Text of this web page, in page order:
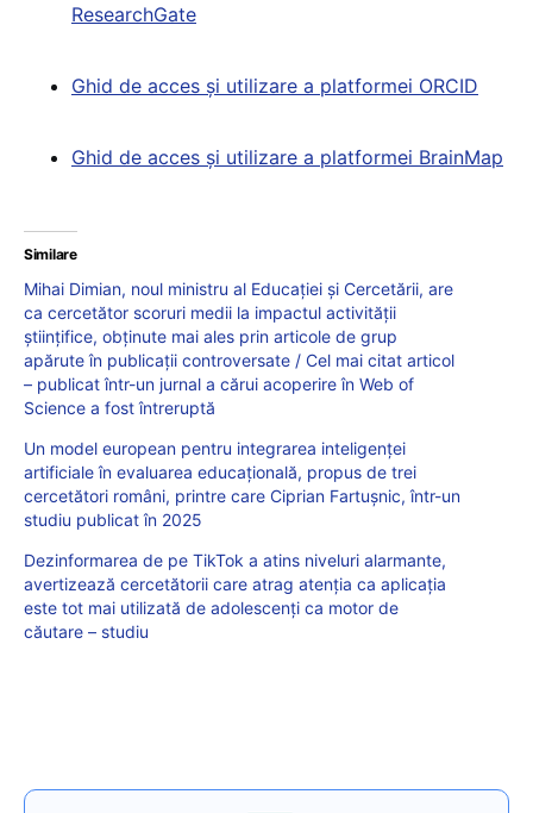
ResearchGate
Ghid de acces și utilizare a platformei ORCID
Ghid de acces și utilizare a platformei BrainMap
Similare
Mihai Dimian, noul ministru al Educației și Cercetării, are
ca cercetător scoruri medii la impactul activității
științifice, obținute mai ales prin articole de grup
apărute în publicații controversate / Cel mai citat articol
– publicat într-un jurnal a cărui acoperire în Web of
Science a fost întreruptă
Un model european pentru integrarea inteligenței
artificiale în evaluarea educațională, propus de trei
cercetători români, printre care Ciprian Fartușnic, într-un
studiu publicat în 2025
Dezinformarea de pe TikTok a atins niveluri alarmante,
avertizează cercetătorii care atrag atenția ca aplicația
este tot mai utilizată de adolescenți ca motor de
căutare – studiu